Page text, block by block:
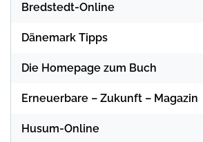
Bredstedt-Online
Dänemark Tipps
Die Homepage zum Buch
Erneuerbare – Zukunft – Magazin
Husum-Online